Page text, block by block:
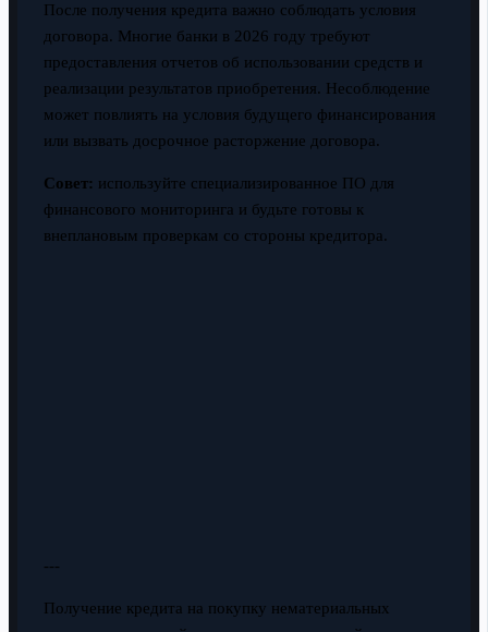
После получения кредита важно соблюдать условия
договора. Многие банки в 2026 году требуют
предоставления отчетов об использовании средств и
реализации результатов приобретения. Несоблюдение
может повлиять на условия будущего финансирования
или вызвать досрочное расторжение договора.
Совет: используйте специализированное ПО для
финансового мониторинга и будьте готовы к
внеплановым проверкам со стороны кредитора.
---
Получение кредита на покупку нематериальных